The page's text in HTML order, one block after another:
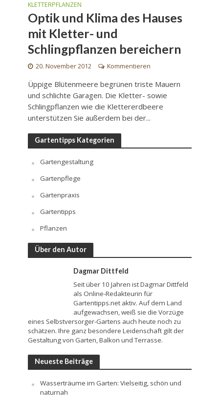
KLETTERPFLANZEN
Optik und Klima des Hauses
mit Kletter- und
Schlingpflanzen bereichern
20. November 2012 Kommentieren
Üppige Blütenmeere begrünen triste Mauern
und schlichte Garagen. Die Kletter- sowie
Schlingpflanzen wie die Klettererdbeere
unterstützen Sie außerdem bei der...
Gartentipps Kategorien
Gartengestaltung
Gartenpflege
Gartenpraxis
Gartentipps
Pflanzen
Über den Autor
Dagmar Dittfeld
Seit über 10 Jahren ist Dagmar Dittfeld
als Online-Redakteurin für
Gartentipps.net aktiv. Auf dem Land
aufgewachsen, weiß sie die Vorzüge
eines Selbstversorger-Gartens auch heute noch zu
schätzen. Ihre ganz besondere Leidenschaft gilt der
Gestaltung von Garten, Balkon und Terrasse.
Neueste Beiträge
Wasserträume im Garten: Vielseitig, schön und
naturnah